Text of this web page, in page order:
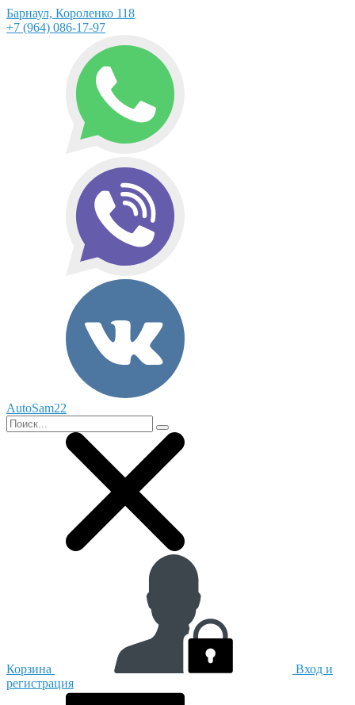
Барнаул, Короленко 118
+7 (964) 086-17-97
AutoSam22
Корзина
Вход и
регистрация